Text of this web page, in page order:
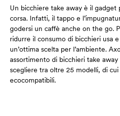
Un bicchiere take away è il
corsa. Infatti, il tappo e
godersi un caffè anche on the go.
ridurre il consumo di bicchieri usa
un’ottima scelta per l’ambiente.
assortimento di bicchieri take
scegliere tra oltre 25 modelli, di
ecocompatibili.